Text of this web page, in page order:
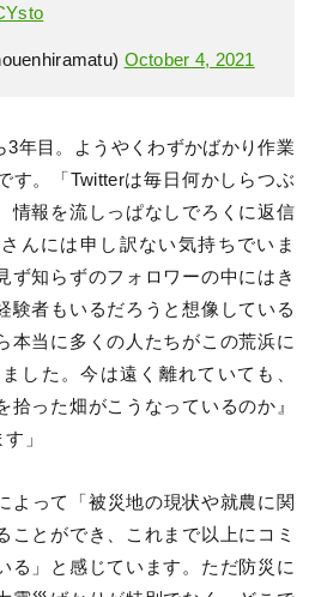
October 4, 2021
3年目。ようやくわずかばかり作業
す。「Twitterは毎日何かしらつぶ
情報を流しっぱなしでろくに返信
んには申し訳ない気持ちでいま
ず知らずのフォロワーの中にはき
験者もいるだろうと想像している
本当に多くの人たちがこの荒浜に
した。今は遠く離れていても、
拾った畑がこうなっているのか』
」
よって「被災地の現状や就農に関
ことができ、これまで以上にコミ
る」と感じています。ただ防災に